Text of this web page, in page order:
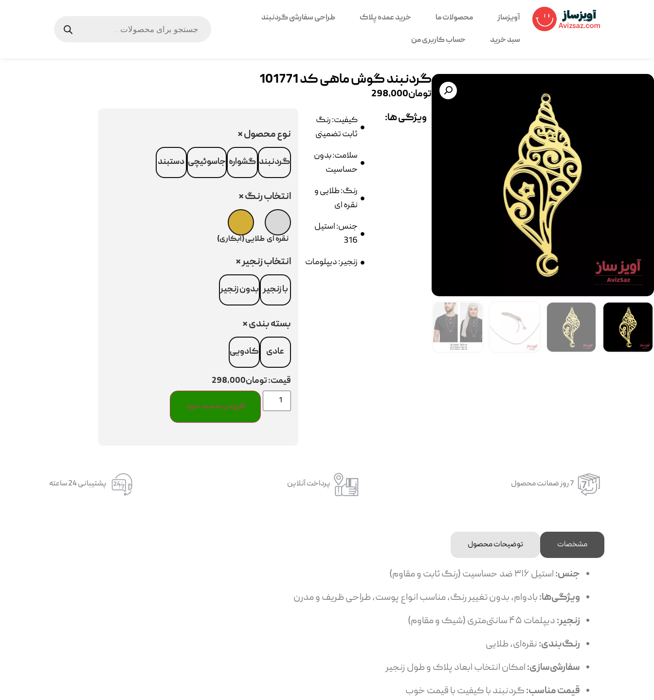
آویزساز محصولات ما خرید عمده پلاک طراحی سفارشی گردنبند
سبد خرید حساب کاربری من
گردنبند گوش ماهی کد 101771
تومان298,000
ویژگی ها:
کیفیت: رنگ
ثابت تضمینی
سلامت: بدون
حساسیت
رنگ: طلایی و
نقره ای
جنس: استیل
316
زنجیر: دیپلومات
نوع محصول*
گردنبند گشواره جاسوئیچی دستبند
انتخاب رنگ*
نقره ای طلایی (آبکاری)
انتخاب زنجیر*
با زنجیر بدون زنجیر
بسته بندی*
عادی کادویی
قیمت:تومان298,000
افزودن به سبد خرید
7 روز ضمانت محصول پرداخت آنلاین پشتیبانی 24 ساعته
مشخصات توضیحات محصول
جنس:استیل ۳۱۶ ضد حساسیت (رنگ ثابت و مقاوم)
ویژگی‌ها:بادوام، بدون تغییر رنگ، مناسب انواع پوست، طراحی ظریف و مدرن
زنجیر:دیپلمات ۴۵ سانتی‌متری (شیک و مقاوم)
رنگ‌بندی:نقره‌ای، طلایی
سفارشی‌سازی:امکان انتخاب ابعاد پلاک و طول زنجیر
قیمت مناسب:گردنبند با کیفیت با قیمت خوب